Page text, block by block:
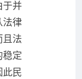
于并
法律
且法
稳定
此民